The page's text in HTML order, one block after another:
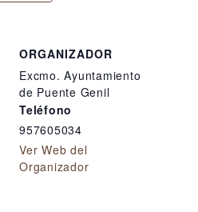
ORGANIZADOR
Excmo. Ayuntamiento
de Puente Genil
Teléfono
957605034
Ver Web del
Organizador